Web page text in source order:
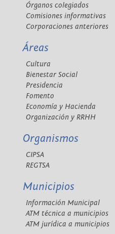
Órganos colegiados
Comisiones informativas
Corporaciones anteriores
Áreas
Cultura
Bienestar Social
Presidencia
Fomento
Economía y Hacienda
Organización y RRHH
Organismos
CIPSA
REGTSA
Municipios
Información Municipal
ATM técnica a municipios
ATM jurídica a municipios